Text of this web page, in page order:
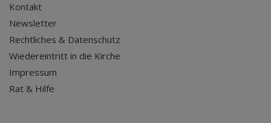
Kontakt
Newsletter
Rechtliches & Datenschutz
Wiedereintritt in die Kirche
Impressum
Rat & Hilfe